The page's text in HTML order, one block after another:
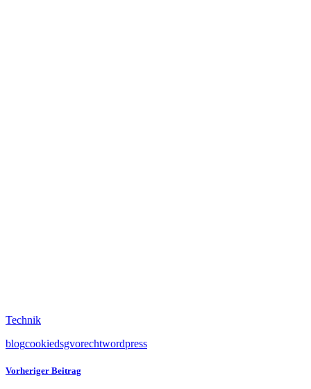
Technik
blogcookiedsgvorechtwordpress
Vorheriger Beitrag